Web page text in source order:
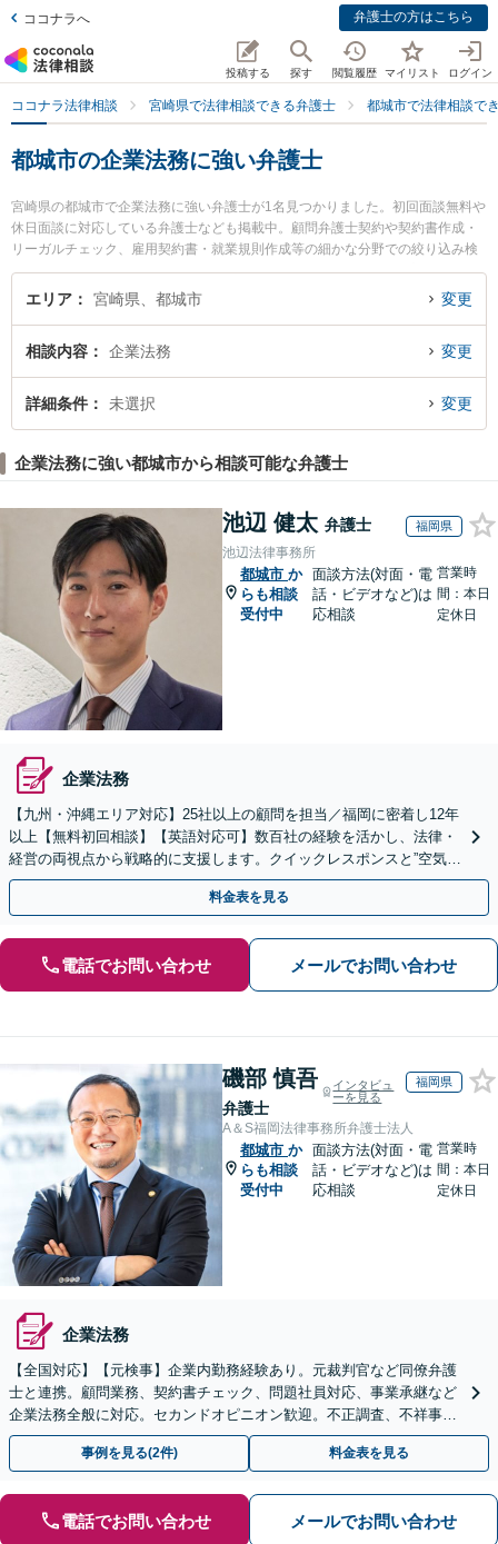
ココナラへ 弁護士の方はこちら
投稿する 探す 閲覧履歴 マイリスト ログイン
ココナラ法律相談 宮崎県で法律相談できる弁護士 都城市で法律相談で
都城市の企業法務に強い弁護士
宮崎県の都城市で企業法務に強い弁護士が1名見つかりました。初回面談無料や
休日面談に対応している弁護士なども掲載中。顧問弁護士契約や契約書作成・
リーガルチェック、雇用契約書・就業規則作成等の細かな分野での絞り込み検
索もでき便利です。特に近藤和弘法律事務所の近藤 和弘弁護士のプロフィール
情報や弁護士費用、強みなどが注目されています。『都城市で土日や夜間に発
を法律相談できる都城市内の弁護士に相談予約したい』などでお困りの相談者
さんにおすすめです。
エリア 宮崎県、都城市 変更
相談内容 企業法務 変更
詳細条件 未選択 変更
企業法務に強い都城市から相談可能な弁護士
池辺 健太 弁護士 福岡県
池辺法律事務所
都城市 か
らも相談
受付中
面談方法(対面・電
話・ビデオなど)は
応相談
営業時
間：本日
定休日
企業法務
【九州・沖縄エリア対応】25社以上の顧問を担当／福岡に密着し12年
以上【無料初回相談】【英語対応可】数百社の経験を活かし、法律・
経営の両視点から戦略的に支援します。クイックレスポンスと”空気を
読む”法務に注力。コンプライアンス講師の実績多数
料金表を見る
電話でお問い合わせ メールでお問い合わせ
磯部 慎吾
弁護士
インタビュ
ーを見る
福岡県
A＆S福岡法律事務所弁護士法人
都城市 か
らも相談
受付中
面談方法(対面・電
話・ビデオなど)は
応相談
営業時
間：本日
定休日
企業法務
【全国対応】【元検事】企業内勤務経験あり。元裁判官など同僚弁護
士と連携。顧問業務、契約書チェック、問題社員対応、事業承継など
企業法務全般に対応。セカンドオピニオン歓迎。不正調査、不祥事や
ハラスメントの対応・予防にも実績。事業を守り成長支援。
事例を見る(2件) 料金表を見る
電話でお問い合わせ メールでお問い合わせ